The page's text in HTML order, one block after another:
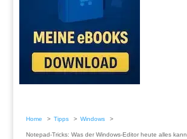
Home Tipps Windows
Notepad-Tricks: Was der Windows-Editor heute alles kann